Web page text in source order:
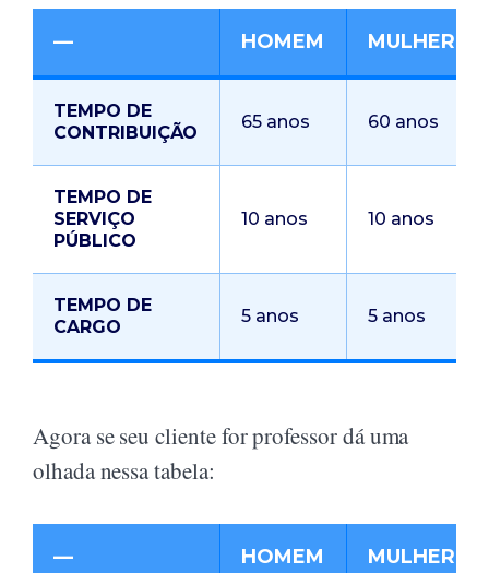
— HOMEM MULHER
TEMPO DE
CONTRIBUIÇÃO
65 anos 60 anos
TEMPO DE
SERVIÇO
PÚBLICO
10 anos 10 anos
TEMPO DE
CARGO
5 anos 5 anos
Agora se seu cliente for professor dá uma
olhada nessa tabela:
— HOMEM MULHER